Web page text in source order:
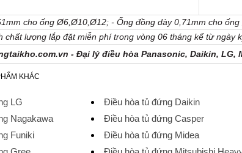
cho ống Ø6,Ø10,Ø12; - Ống đồng dày 0,71mm cho
chất lượng lắp đặt miễn phí trong vòng 06 tháng kể từ ngày
- Đại lý điều hòa Panasonic, Daikin, LG,
KHÁC
LG Điều hòa tủ đứng Daikin
Nagakawa
Điều hòa tủ đứng Casper
Funiki
Điều hòa tủ đứng Midea